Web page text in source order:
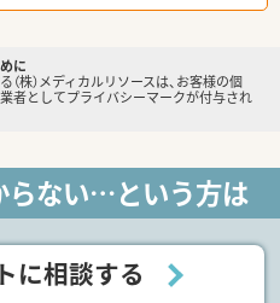
に
株）メディカルリソースは、お客様の個
者としてプライバシーマークが付与され
らない…という方は
に相談する